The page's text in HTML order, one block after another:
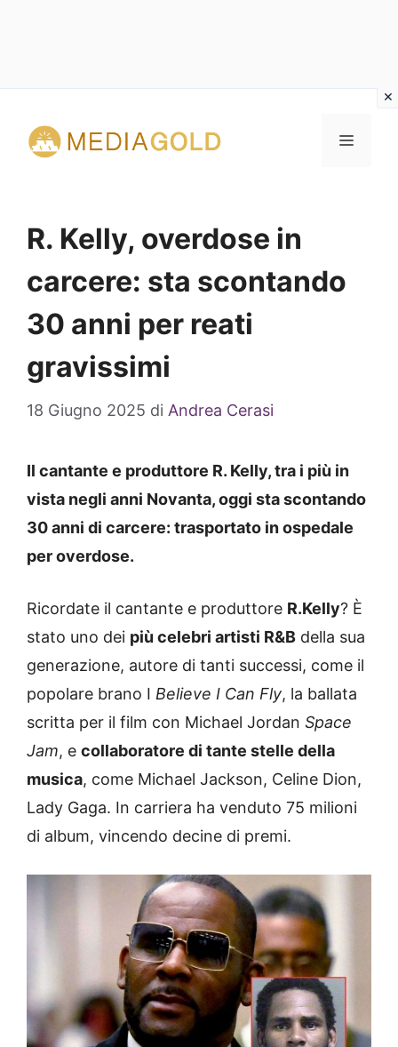
contenuto
MENU
R. Kelly, overdose in
carcere: sta scontando
30 anni per reati
gravissimi
18 Giugno 2025 di Andrea Cerasi
Il cantante e produttore R. Kelly, tra i più in
vista negli anni Novanta, oggi sta scontando
30 anni di carcere: trasportato in ospedale
per overdose.
Ricordate il cantante e produttore R.Kelly? È
stato uno dei più celebri artisti R&B della sua
generazione, autore di tanti successi, come il
popolare brano I Believe I Can Fly, la ballata
scritta per il film con Michael Jordan Space
Jam, e collaboratore di tante stelle della
musica, come Michael Jackson, Celine Dion,
Lady Gaga. In carriera ha venduto 75 milioni
di album, vincendo decine di premi.